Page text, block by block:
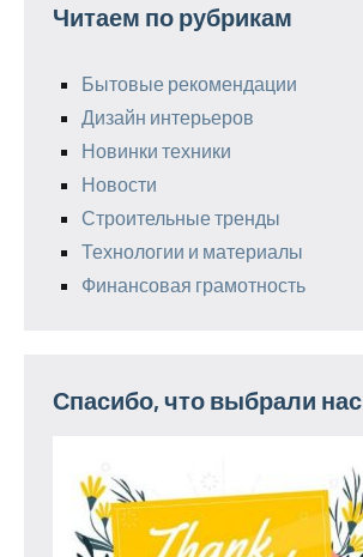
Читаем по рубрикам
Бытовые рекомендации
Дизайн интерьеров
Новинки техники
Новости
Строительные тренды
Технологии и материалы
Финансовая грамотность
Спасибо, что выбрали нас